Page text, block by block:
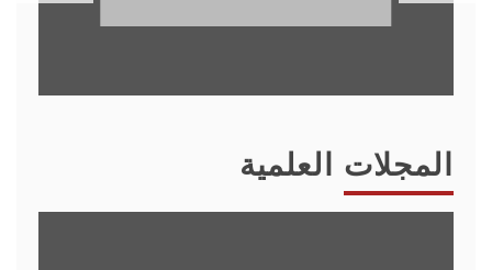
المجلات العلمية